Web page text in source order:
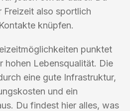
Freizeit also sportlich
knüpfen.
punktet
hohen Lebensqualität. Die
eine gute Infrastruktur,
und ein
Du findest hier alles, was